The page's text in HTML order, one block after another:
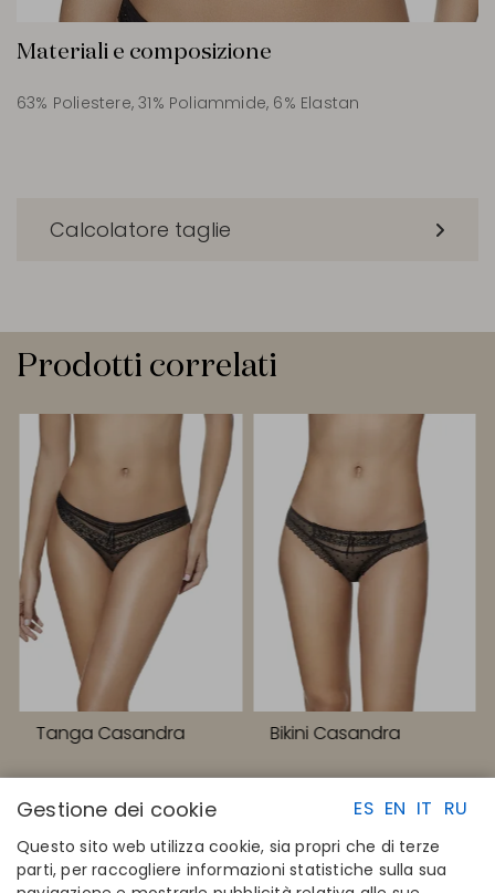
Materiali e composizione
63% Poliestere, 31% Poliammide, 6% Elastan
Calcolatore taglie
Prodotti correlati
Tanga Casandra Bikini Casandra
ES EN IT RU
Gestione dei cookie
Questo sito web utilizza cookie, sia propri che di terze
parti, per raccogliere informazioni statistiche sulla sua